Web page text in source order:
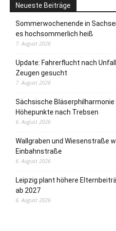
Neueste Beiträge
Sommerwochenende in
es hochsommerlich heiß
7. August 2026
Update: Fahrerflucht nach
Zeugen gesucht
7. August 2026
Sächsische
Höhepunkte nach Trebsen
6. August 2026
Wallgraben und Wiesenstraße
Einbahnstraße
6. August 2026
Leipzig plant höhere
ab 2027
6. August 2026